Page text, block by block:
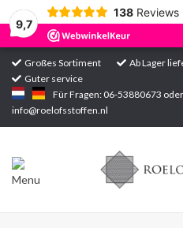
9,7
138 Reviews
Großes Sortiment Ab Lager
Guter service
Für Fragen: 06-53880673
info@roelofsstoffen.nl
Startseite
Sortiment